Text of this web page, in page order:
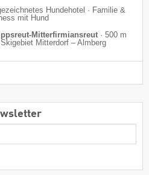
Hundehotel · Familie &
mit Hund
Mitterfirmiansreut · 500 m
Mitterdorf – Almberg